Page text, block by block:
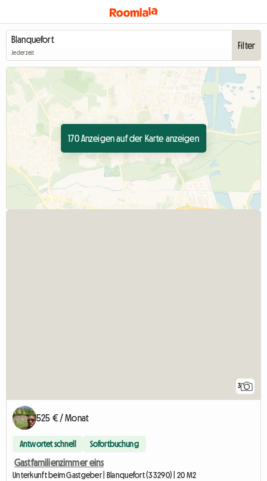
Jederzeit
Filter
170 Anzeigen auf der Karte anzeigen
3
525 € / Monat
Antwortet schnell Sofortbuchung
Gastfamilienzimmer eins
Unterkunft beim Gastgeber | Blanquefort (33290) | 20 M2